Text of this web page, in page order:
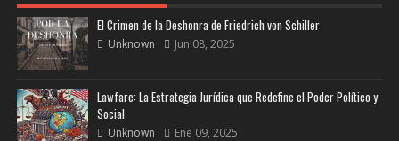
El Crimen de la Deshonra de Friedrich von Schiller
Unknown Jun 08, 2025
Lawfare: La Estrategia Jurídica que Redefine el Poder Político y
Social
Unknown Ene 09, 2025